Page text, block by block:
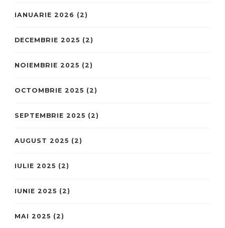
IANUARIE 2026 (2)
DECEMBRIE 2025 (2)
NOIEMBRIE 2025 (2)
OCTOMBRIE 2025 (2)
SEPTEMBRIE 2025 (2)
AUGUST 2025 (2)
IULIE 2025 (2)
IUNIE 2025 (2)
MAI 2025 (2)